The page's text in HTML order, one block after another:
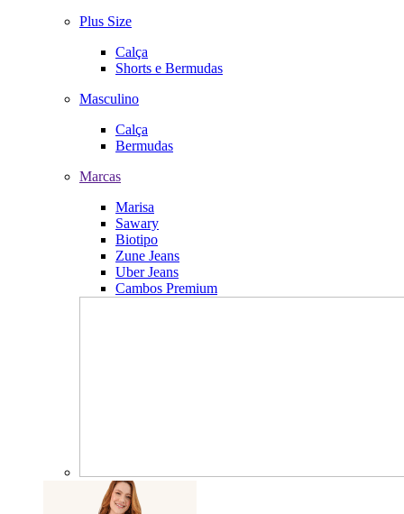
Plus Size
Calça
Shorts e Bermudas
Masculino
Calça
Bermudas
Marcas
Marisa
Sawary
Biotipo
Zune Jeans
Uber Jeans
Cambos Premium